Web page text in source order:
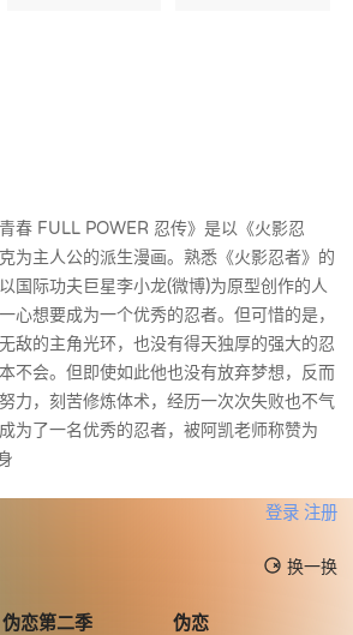
春 FULL POWER 忍传》是以《火影忍
为主人公的派生漫画。熟悉《火影忍者》的
国际功夫巨星李小龙(微博)为原型创作的人
心想要成为一个优秀的忍者。但可惜的是，
敌的主角光环，也没有得天独厚的强大的忍
不会。但即使如此他也没有放弃梦想，反而
力，刻苦修炼体术，经历一次次失败也不气
为了一名优秀的忍者，被阿凯老师称赞为
登录 注册
换一换
伪恋第二季 伪恋